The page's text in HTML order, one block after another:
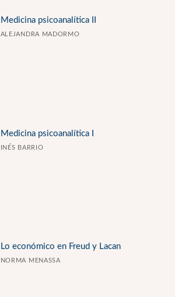
Medicina psicoanalítica II
ALEJANDRA MADORMO
Medicina psicoanalítica I
INÉS BARRIO
Lo económico en Freud y Lacan
NORMA MENASSA